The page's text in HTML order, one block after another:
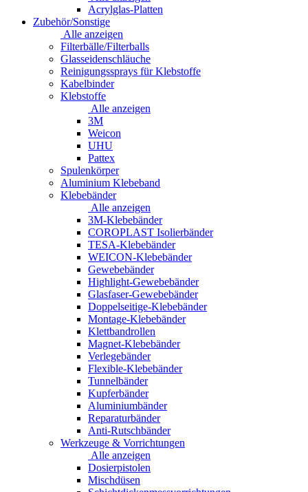
Acrylglas-Platten
Zubehör/Sonstige
Alle anzeigen
Filterbälle/Filterballs
Glasseidenschläuche
Reinigungssprays für Klebstoffe
Kabelbinder
Klebstoffe
Alle anzeigen
3M
Weicon
UHU
Pattex
Spulenkörper
Aluminium Klebeband
Klebebänder
Alle anzeigen
3M-Klebebänder
COROPLAST Isolierbänder
TESA-Klebebänder
WEICON-Klebebänder
Gewebebänder
Highlight-Gewebebänder
Glasfaser-Gewebebänder
Doppelseitige-Klebebänder
Montage-Klebebänder
Klettbandrollen
Magnet-Klebebänder
Verlegebänder
Flexible-Klebebänder
Tunnelbänder
Kupferbänder
Aluminiumbänder
Reparaturbänder
Anti-Rutschbänder
Werkzeuge & Vorrichtungen
Alle anzeigen
Dosierpistolen
Mischdüsen